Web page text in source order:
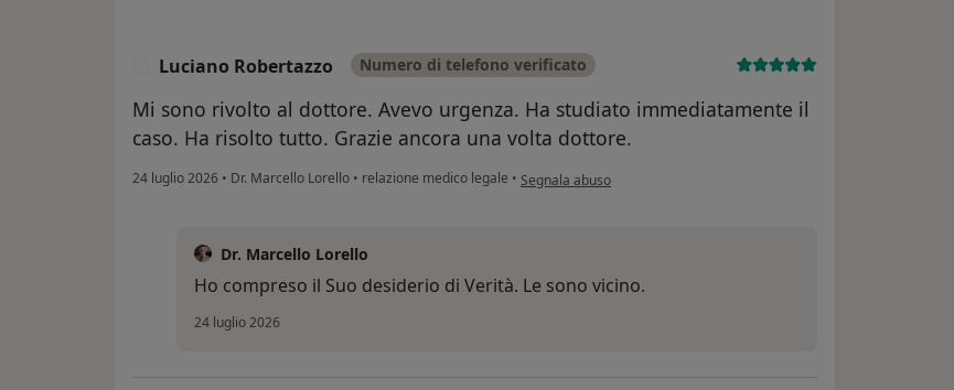
Luciano Robertazzo Numero di telefono verificato
Mi sono rivolto al dottore. Avevo urgenza. Ha studiato immediatamente il
caso. Ha risolto tutto. Grazie ancora una volta dottore.
24 luglio 2026 • Dr. Marcello Lorello • relazione medico legale • secondo l'opinione dell'utente Luciano Robertazzo
Segnala abuso
Dr. Marcello Lorello
Ho compreso il Suo desiderio di Verità. Le sono vicino.
24 luglio 2026